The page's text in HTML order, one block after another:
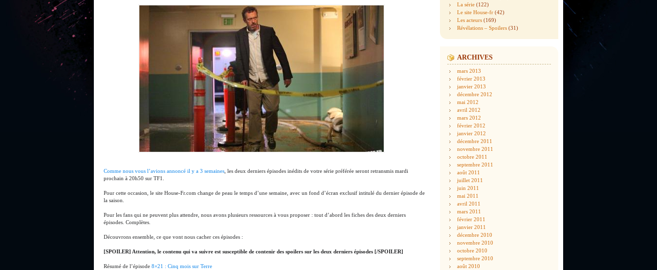
Comme nous vous l’avions annoncé il y a 3 semaines , les deux derniers épisodes inédits de votre série préférée seront retransmis mardi
prochain à 20h50 sur TF1.
Pour cette occasion, le site House-Fr.com change de peau le temps d’une semaine, avec un fond d’écran exclusif intitulé du dernier épisode de
la saison.
Pour les fans qui ne peuvent plus attendre, nous avons plusieurs ressources à vous proposer : tout d’abord les fiches des deux derniers
épisodes. Complètes.
Découvrons ensemble, ce que vont nous cacher ces épisodes :
[SPOILER] Attention, le contenu qui va suivre est susceptible de contenir des spoilers sur les deux derniers épisodes [/SPOILER]
Résumé de l’épisode 8×21 : Cinq mois sur Terre
La série (122)
Le site House-fr (42)
Les acteurs (169)
Révélations – Spoilers (31)
ARCHIVES
mars 2013
février 2013
janvier 2013
décembre 2012
mai 2012
avril 2012
mars 2012
février 2012
janvier 2012
décembre 2011
novembre 2011
octobre 2011
septembre 2011
août 2011
juillet 2011
juin 2011
mai 2011
avril 2011
mars 2011
février 2011
janvier 2011
décembre 2010
novembre 2010
octobre 2010
septembre 2010
août 2010